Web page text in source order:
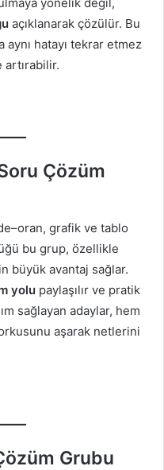
açıklanarak çözülür. Bu
hatayı tekrar etmez
artırabilir.
Çözüm
grafik ve tablo
bu grup, özellikle
büyük avantaj sağlar.
yolu paylaşılır ve pratik
sağlayan adaylar, hem
aşarak netlerini
Grubu